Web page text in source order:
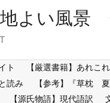
よい風景
ト 【厳選書籍】あれこれ
読み
【参考】『草枕 夏
【源氏物語】現代語訳